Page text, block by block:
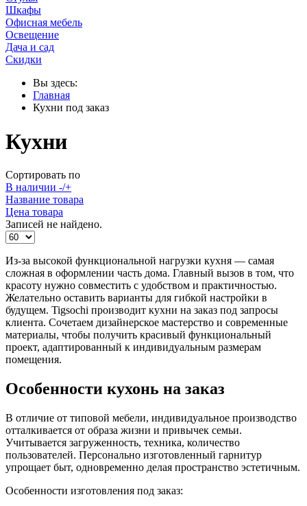
Шкафы
Офисная мебель
Освещение
Дача и сад
Скидки
Вы здесь:
Главная
Кухни под заказ
Кухни
Сортировать по
В наличии -/+
Название товара
Цена товара
Записей не найдено.
Из-за высокой функциональной нагрузки кухня — самая
сложная в оформлении часть дома. Главный вызов в том, что
красоту нужно совместить с удобством и практичностью.
Желательно оставить варианты для гибкой настройки в
будущем. Tigsochi производит кухни на заказ под запросы
клиента. Сочетаем дизайнерское мастерство и современные
материалы, чтобы получить красивый функциональный
проект, адаптированный к индивидуальным размерам
помещения.
Особенности кухонь на заказ
В отличие от типовой мебели, индивидуальное производство
отталкивается от образа жизни и привычек семьи.
Учитывается загруженность, техника, количество
пользователей. Персонально изготовленный гарнитур
упрощает быт, одновременно делая пространство эстетичным.
Особенности изготовления под заказ: